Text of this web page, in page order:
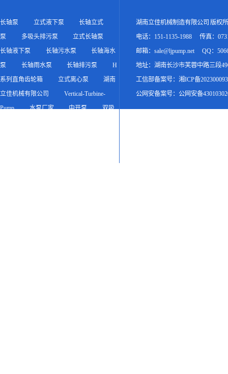
长轴泵 立式液下泵
长轴立式
泵
多吸头排污泵
立式长轴泵
长轴液下泵
长轴污水泵
长轴海水
泵
长轴雨水泵 长轴排污泵
H
系列直角齿轮箱
立式离心泵
湖南
立佳机械有限公司
Vertical-Turbine-
Pump
水泵厂家 中开泵
双吸
湖南立佳机械制造有限公司 版权
电话：151-1135-1988
传真：
邮箱：sale@ljpump.net
QQ：
地址：湖南长沙市芙蓉中路三段
工信部备案号： 湘ICP备
公网安备案号： 公网安备